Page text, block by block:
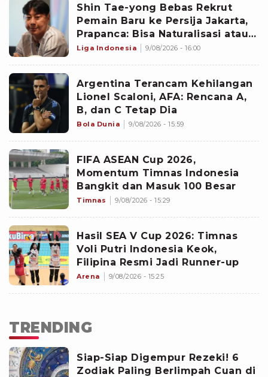
‎Shin Tae-yong Bebas Rekrut
Pemain Baru ke Persija Jakarta,
Prapanca: Bisa Naturalisasi atau
Asing
Liga Indonesia 9/08/2026 - 16:00
Argentina Terancam Kehilangan
Lionel Scaloni, AFA: Rencana A,
B, dan C Tetap Dia
Bola Dunia 9/08/2026 - 15:59
FIFA ASEAN Cup 2026,
Momentum Timnas Indonesia
Bangkit dan Masuk 100 Besar
Timnas 9/08/2026 - 15:29
Hasil SEA V Cup 2026: Timnas
Voli Putri Indonesia Keok,
Filipina Resmi Jadi Runner-up
Arena 9/08/2026 - 15:25
TRENDING
Siap-Siap Digempur Rezeki! 6
Zodiak Paling Berlimpah Cuan di